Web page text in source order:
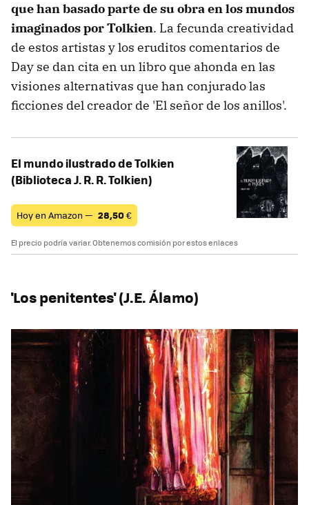
que han basado parte de su obra en los mundos
imaginados por Tolkien. La fecunda creatividad
de estos artistas y los eruditos comentarios de
Day se dan cita en un libro que ahonda en las
visiones alternativas que han conjurado las
ficciones del creador de 'El señor de los anillos'.
El mundo ilustrado de Tolkien
(Biblioteca J. R. R. Tolkien)
Hoy en Amazon — 28,50€
El precio podría variar. Obtenemos comisión por estos enlaces
'Los penitentes' (J.E. Álamo)